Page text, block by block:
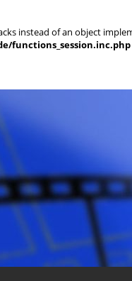
instead of an object